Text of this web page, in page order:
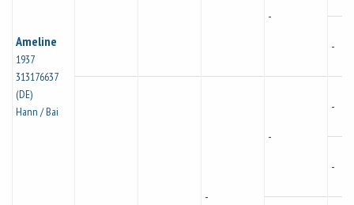
Ameline
1937
313176637
(DE)
Hann / Bai
-
-
-
-
-
-